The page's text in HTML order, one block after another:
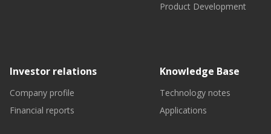
Product Development
Investor relations
Company profile
Financial reports
Knowledge Base
Technology notes
Applications